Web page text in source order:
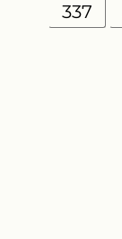
337